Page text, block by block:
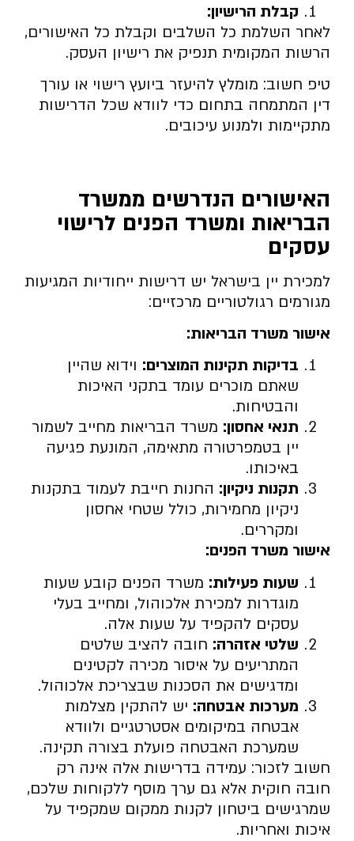
קבלת הרישיון:
לאחר השלמת כל השלבים וקבלת כל האישורים,
הרשות המקומית תנפיק את רישיון העסק.
טיפ חשוב: מומלץ להיעזר ביועץ רישוי או עורך
דין המתמחה בתחום כדי לוודא שכל הדרישות
מתקיימות ולמנוע עיכובים.
האישורים הנדרשים ממשרד
הבריאות ומשרד הפנים לרישוי
עסקים
למכירת יין בישראל יש דרישות ייחודיות המגיעות
מגורמים רגולטוריים מרכזיים:
אישור משרד הבריאות:
בדיקות תקינות המוצרים: וידוא שהיין
שאתם מוכרים עומד בתקני האיכות
והבטיחות.
תנאי אחסון: משרד הבריאות מחייב לשמור
יין בטמפרטורה מתאימה, המונעת פגיעה
באיכותו.
תקנות ניקיון: החנות חייבת לעמוד בתקנות
ניקיון מחמירות, כולל שטחי אחסון
ומקררים.
אישור משרד הפנים:
שעות פעילות: משרד הפנים קובע שעות
מוגדרות למכירת אלכוהול, ומחייב בעלי
עסקים להקפיד על שעות אלה.
שלטי אזהרה: חובה להציב שלטים
המתריעים על איסור מכירה לקטינים
ומדגישים את הסכנות שבצריכת אלכוהול.
מערכות אבטחה: יש להתקין מצלמות
אבטחה במיקומים אסטרטגיים ולוודא
שמערכת האבטחה פועלת בצורה תקינה.
חשוב לזכור: עמידה בדרישות אלה אינה רק
חובה חוקית אלא גם ערך מוסף ללקוחות שלכם,
שמרגישים ביטחון לקנות ממקום שמקפיד על
איכות ואחריות.